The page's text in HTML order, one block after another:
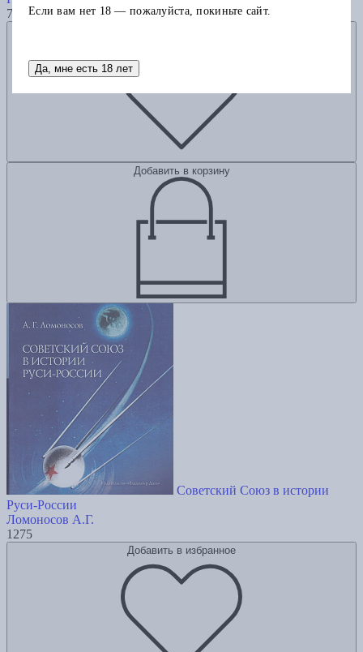
755
Добавить в корзину
Советский Союз в истории
Руси-России
Ломоносов А.Г.
1275
Добавить в избранное
Если вам нет 18 — пожалуйста, покиньте сайт.
Да, мне есть 18 лет